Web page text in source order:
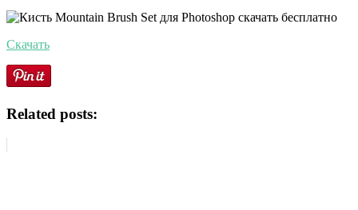
Скачать
Related posts: